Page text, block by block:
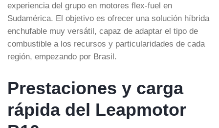
experiencia del grupo en motores flex-fuel en
Sudamérica. El objetivo es ofrecer una solución híbrida
enchufable muy versátil, capaz de adaptar el tipo de
combustible a los recursos y particularidades de cada
región, empezando por Brasil.
Prestaciones y carga
rápida del Leapmotor